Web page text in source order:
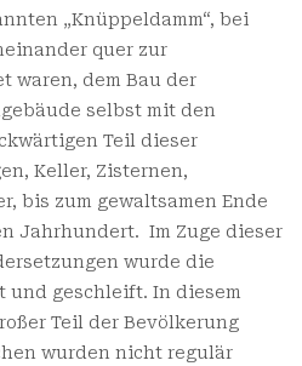
„Knüppeldamm“, bei
quer zur
waren, dem Bau der
selbst mit den
Teil dieser
Keller, Zisternen,
bis zum gewaltsamen Ende
Jahrhundert. Im Zuge dieser
wurde die
und geschleift. In diesem
Teil der Bevölkerung
wurden nicht regulär